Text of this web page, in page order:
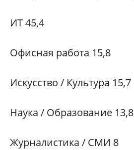
ИТ 45,4
Офисная работа 15,8
Искусство / Культура 15,7
Наука / Образование 13,8
Журналистика / СМИ 8